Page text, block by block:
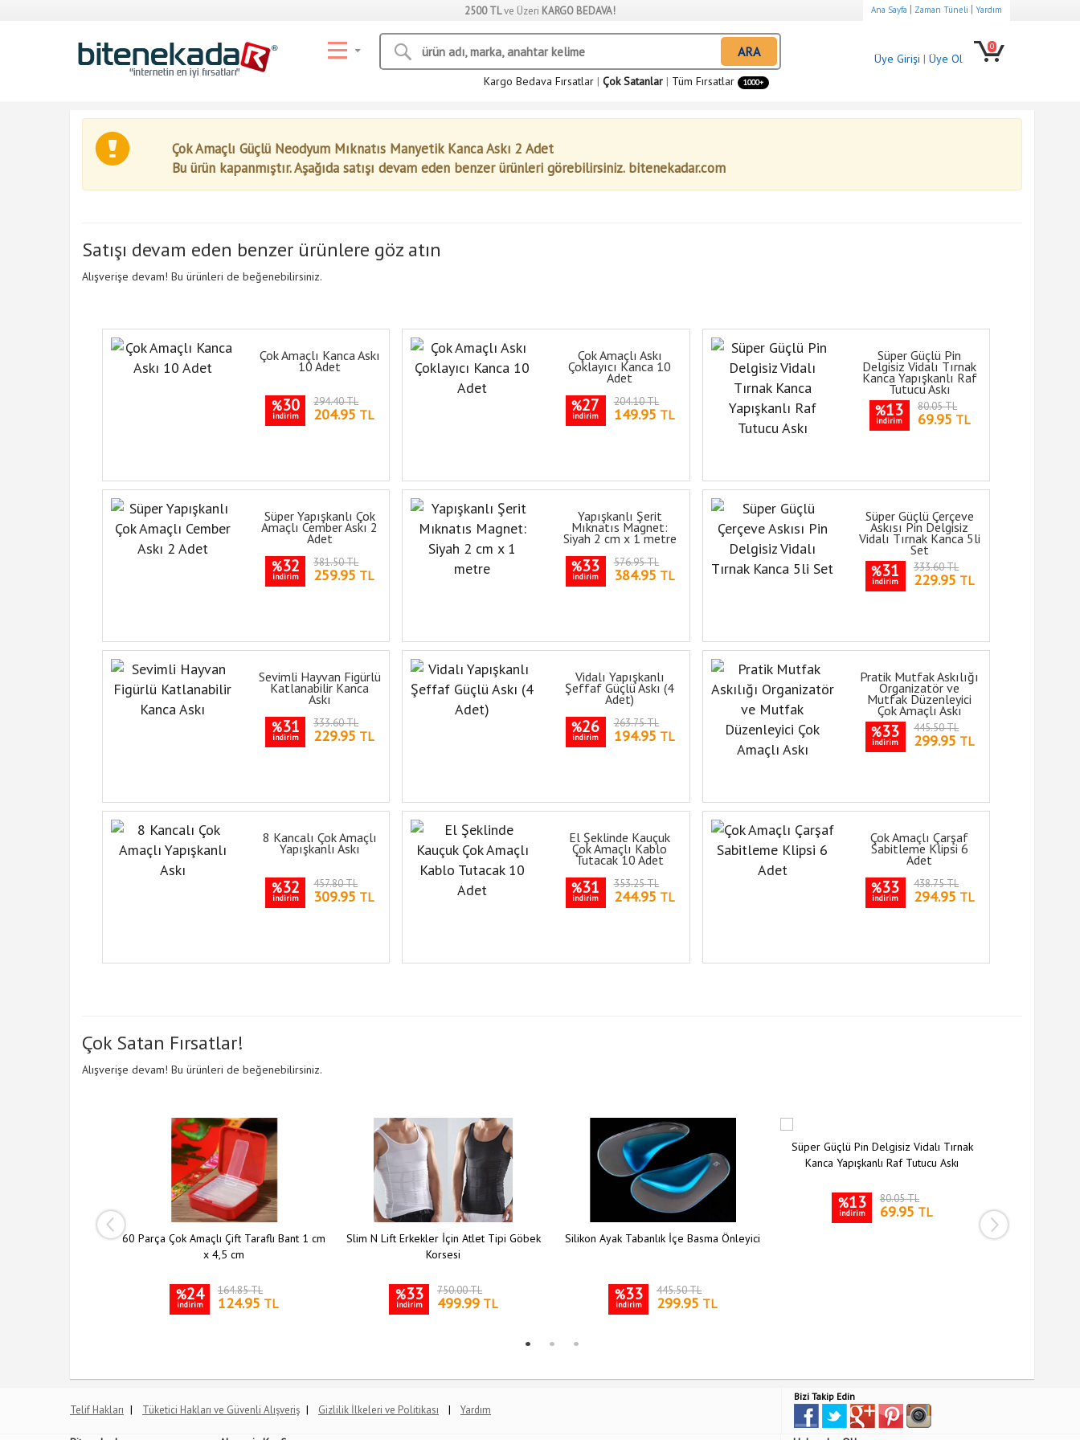
2500 TLve Üzeri KARGO BEDAVA! Ana Sayfa | Zaman Tüneli | Yardım
ARA
Kargo Bedava Fırsatlar | Çok Satanlar | Tüm Fırsatlar 1000+
Üye Girişi | Üye Ol
0
Çok Amaçlı Güçlü Neodyum Mıknatıs Manyetik Kanca Askı 2 Adet
Bu ürün kapanmıştır. Aşağıda satışı devam eden benzer ürünleri görebilirsiniz. bitenekadar.com
Satışı devam eden benzer ürünlere göz atın
Alışverişe devam! Bu ürünleri de beğenebilirsiniz.
Çok Amaçlı Kanca Askı
10 Adet
%30
indirim
294.40 TL
204.95 TL
Çok Amaçlı Askı
Çoklayıcı Kanca 10
Adet
%27
indirim
204.10 TL
149.95 TL
Süper Güçlü Pin
Delgisiz Vidalı Tırnak
Kanca Yapışkanlı Raf
Tutucu Askı
%13
indirim
80.05 TL
69.95 TL
Süper Yapışkanlı Çok
Amaçlı Cember Askı 2
Adet
%32
indirim
381.50 TL
259.95 TL
Yapışkanlı Şerit
Mıknatıs Magnet:
Siyah 2 cm x 1 metre
%33
indirim
576.95 TL
384.95 TL
Süper Güçlü Çerçeve
Askısı Pin Delgisiz
Vidalı Tırnak Kanca 5li
Set
%31
indirim
333.60 TL
229.95 TL
Sevimli Hayvan Figürlü
Katlanabilir Kanca
Askı
%31
indirim
333.60 TL
229.95 TL
Vidalı Yapışkanlı
Şeffaf Güçlü Askı (4
Adet)
%26
indirim
263.75 TL
194.95 TL
Pratik Mutfak Askılığı
Organizatör ve
Mutfak Düzenleyici
Çok Amaçlı Askı
%33
indirim
445.50 TL
299.95 TL
8 Kancalı Çok Amaçlı
Yapışkanlı Askı
%32
indirim
457.80 TL
309.95 TL
El Şeklinde Kauçuk
Çok Amaçlı Kablo
Tutacak 10 Adet
%31
indirim
353.25 TL
244.95 TL
Çok Amaçlı Çarşaf
Sabitleme Klipsi 6
Adet
%33
indirim
438.75 TL
294.95 TL
Çok Satan Fırsatlar!
Alışverişe devam! Bu ürünleri de beğenebilirsiniz.
Şeffaf Askı 5 li Set
60 Parça Çok Amaçlı Çift Taraflı Bant 1 cm
x 4,5 cm
%24
indirim
164.85 TL
124.95 TL
Slim N Lift Erkekler İçin Atlet Tipi Göbek
Korsesi
%33
indirim
750.00 TL
499.99 TL
Silikon Ayak Tabanlık İçe Basma Önleyici
%33
indirim
445.50 TL
299.95 TL
Süper Güçlü Pin Delgisiz Vidalı Tırnak
Kanca Yapışkanlı Raf Tutucu Askı
%13
indirim
80.05 TL
69.95 TL
Siyah Silikon
Telif Hakları | Tüketici Hakları ve Güvenli Alışveriş | Gizlilik İlkeleri ve Politikası | Yardım
Bizi Takip Edin